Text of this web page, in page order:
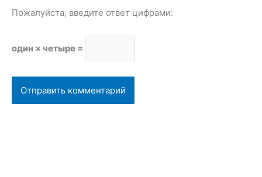
Пожалуйста, введите ответ цифрами:
один × четыре =